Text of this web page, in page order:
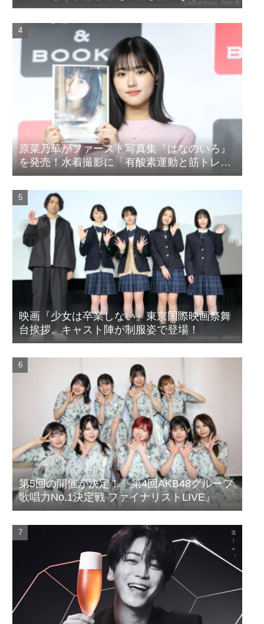
『山女』東京国際映画祭Q&A
原菜乃華がファースト写真集『はなのいろ』
を発売！水着撮影に「有酸素運動と筋トレを
頑張りました」
映画『少女は卒業しない』東京国際映画祭舞
台挨拶。キャスト陣が制服姿で登場！
第5回の開催が決定！『第4回AKB48グループ
歌唱力No.1決定戦 ファイナリストLIVE』